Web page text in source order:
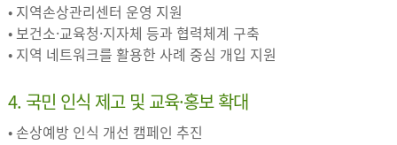
• 지역손상관리센터 운영 지원
• 보건소·교육청·지자체 등과 협력체계 구축
• 지역 네트워크를 활용한 사례 중심 개입 지원
4. 국민 인식 제고 및 교육·홍보 확대
• 손상예방 인식 개선 캠페인 추진